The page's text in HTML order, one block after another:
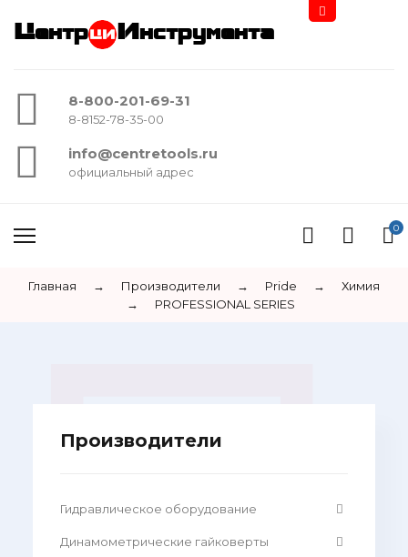
Центр Инструмента
8-800-201-69-31
8-8152-78-35-00
info@centretools.ru
официальный адрес
0
Главная → Производители → Pride →
Химия
→
PROFESSIONAL SERIES
Производители
Гидравлическое оборудование
Динамометрические гайковерты